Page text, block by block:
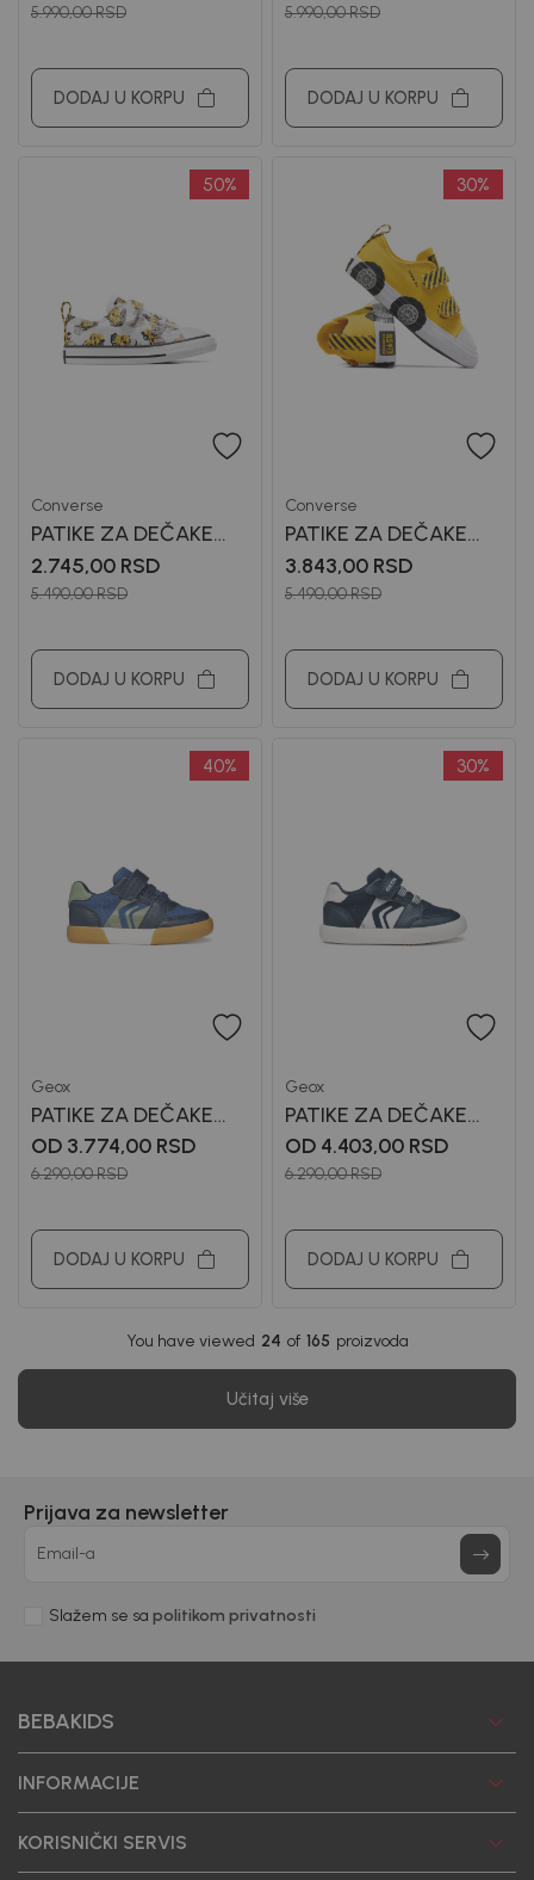
5.990,00RSD
DODAJ U KORPU
5.990,00RSD
DODAJ U KORPU
50%
Converse
PATIKE ZA DEČAKE
CONVERSE
2.745,00 RSD
5.490,00RSD
DODAJ U KORPU
30%
Converse
PATIKE ZA DEČAKE
CONVERSE
3.843,00 RSD
5.490,00RSD
DODAJ U KORPU
40%
Geox
PATIKE ZA DEČAKE
GEOX
OD 3.774,00 RSD
6.290,00RSD
DODAJ U KORPU
30%
Geox
PATIKE ZA DEČAKE
GEOX
OD 4.403,00 RSD
6.290,00RSD
DODAJ U KORPU
You have viewed 24 of 165 proizvoda
Učitaj više
Prijava za newsletter
Email-a
Slažem se sa politikom privatnosti
BEBAKIDS
INFORMACIJE
KORISNIČKI SERVIS